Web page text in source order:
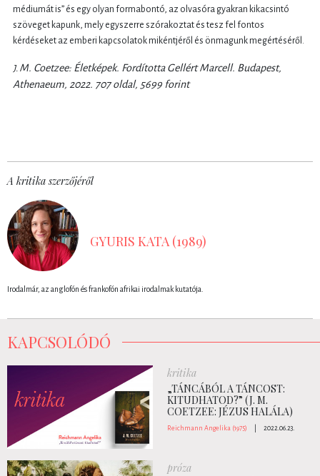
médiumát is” és egy olyan formabontó, az olvasóra gyakran kikacsintó
szöveget kapunk, mely egyszerre szórakoztat és tesz fel fontos
kérdéseket az emberi kapcsolatok mikéntjéről és önmagunk megértéséről.
J. M. Coetzee: Életképek. Fordította Gellért Marcell. Budapest,
Athenaeum, 2022. 707 oldal, 5699 forint
A kritika szerzőjéről
GYURIS KATA (1989)
Irodalmár, az anglofón és frankofón afrikai irodalmak kutatója.
KAPCSOLÓDÓ
kritika
„TÁNCÁBÓL A TÁNCOST:
KITUDHATOD?” (J. M.
COETZEE: JÉZUS HALÁLA)
Reichmann Angelika (1975) 2022.06.23.
próza